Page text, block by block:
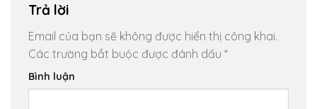
Trả lời
Email của bạn sẽ không được hiển thị công khai.
Các trường bắt buộc được đánh dấu *
Bình luận